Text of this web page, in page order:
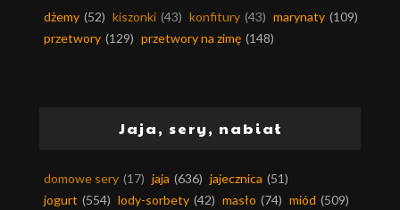
dżemy (52) kiszonki (43) konfitury (43) marynaty (109)
przetwory (129) przetwory na zimę (148)
Jaja, sery, nabiał
domowe sery (17) jaja (636) jajecznica (51)
jogurt (554) lody-sorbety (42) masło (74) miód (509)